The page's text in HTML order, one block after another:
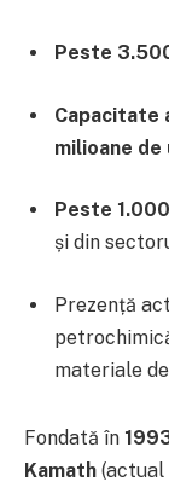
Peste
Capacitate
milioane de
Peste
și din
Prezență
materiale
Fondată în
Kamath (actual